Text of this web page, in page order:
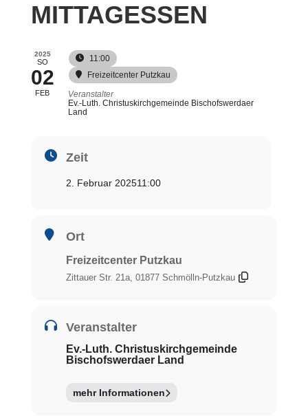
MITTAGESSEN
2025
SO
02
FEB
11:00
Freizeitcenter Putzkau
Veranstalter
Ev.-Luth. Christuskirchgemeinde Bischofswerdaer
Land
Zeit
2. Februar 202511:00
Ort
Freizeitcenter Putzkau
Zittauer Str. 21a, 01877 Schmölln-Putzkau
Veranstalter
Ev.-Luth. Christuskirchgemeinde
Bischofswerdaer Land
mehr Informationen